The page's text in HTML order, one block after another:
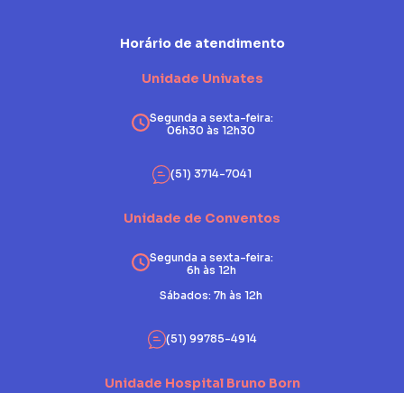
Horário de atendimento
Unidade Univates
Segunda a sexta-feira:
06h30 às 12h30
(51) 3714-7041
Unidade de Conventos
Segunda a sexta-feira:
6h às 12h
Sábados: 7h às 12h
(51) 99785-4914
Unidade Hospital Bruno Born